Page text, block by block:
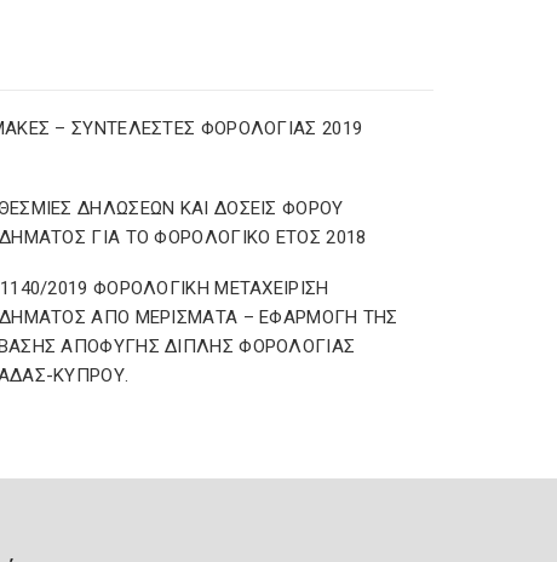
– ΣΥΝΤΕΛΕΣΤΕΣ ΦΟΡΟΛΟΓΙΑΣ 2019
ΔΗΛΩΣΕΩΝ ΚΑΙ ΔΟΣΕΙΣ ΦΟΡΟΥ
ΓΙΑ ΤΟ ΦΟΡΟΛΟΓΙΚΟ ΕΤΟΣ 2018
2019 ΦΟΡΟΛΟΓΙΚΗ ΜΕΤΑΧΕΙΡΙΣΗ
ΑΠΟ ΜΕΡΙΣΜΑΤΑ – ΕΦΑΡΜΟΓΗ ΤΗΣ
ΑΠΟΦΥΓΗΣ ΔΙΠΛΗΣ ΦΟΡΟΛΟΓΙΑΣ
ΚΥΠΡΟΥ.